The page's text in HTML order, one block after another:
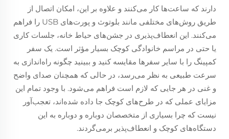
دارند که ساعت‌ها کار می‌کنند و علاوه بر این، امکان اتصال از
طریق روش‌های مختلفی مانند بلوتوث و پورت‌های USB را فراهم
می‌کنند. این انعطاف‌پذیری در جشن‌های حیاط خانه، جلسات کاری
یا حتی در مراسم خانوادگی کوچک بسیار مؤثر است. یک سفر
کمپینگ را با سایر سفرها مقایسه کنید و ببینید چگونه راه‌اندازی به
سرعت طبیعی به نظر می‌رسد، در حالی که همچنان صدای واضح
و غنی در هر جایی که لازم است فراهم می‌شود. با وجود تمام این
مزایای عملی که در طرح‌های کوچک جا داده شده‌اند، تعجب‌آور
نیست که چرا بسیاری از متخصصان دوباره و دوباره به این
دستگاه‌های کوچک و انعطاف‌پذیر برمی‌گردند.